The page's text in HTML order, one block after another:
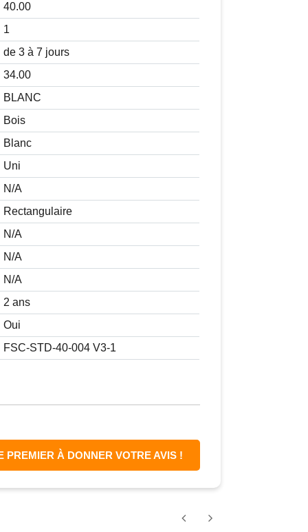
40.00
1
de 3 à 7 jours
34.00
BLANC
Bois
Blanc
Uni
N/A
Rectangulaire
N/A
N/A
N/A
2 ans
Oui
FSC-STD-40-004 V3-1
PREMIER À DONNER VOTRE AVIS !